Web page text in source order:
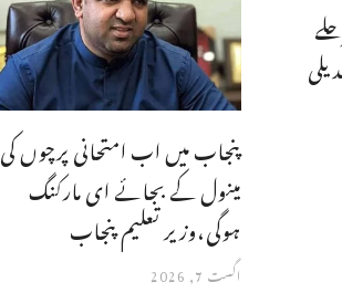
پنجاب میں اب امتحانی پرچوں کی
مینول کے بجائے ای مارکنگ
ہوگی،وزیر تعلیم پنجاب
اگست 7, 2026